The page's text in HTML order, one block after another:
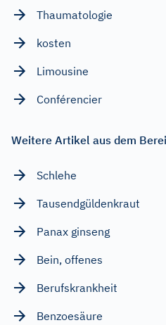
Thaumatologie
kosten
Limousine
Conférencier
Weitere Artikel aus dem
Schlehe
Tausendgüldenkraut
Panax ginseng
Bein, offenes
Berufskrankheit
Benzoesäure